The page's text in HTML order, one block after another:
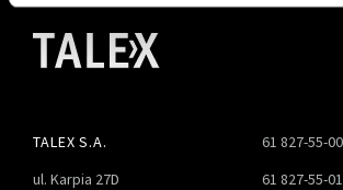
TALEX S.A.
ul. Karpia 27D
61 827-55-00
61 827-55-01